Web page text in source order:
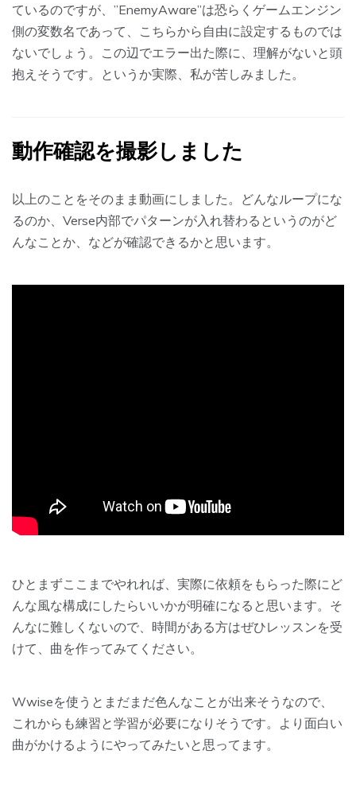
ているのですが、”EnemyAware”は恐らくゲームエンジン
側の変数名であって、こちらから自由に設定するものでは
ないでしょう。この辺でエラー出た際に、理解がないと頭
抱えそうです。というか実際、私が苦しみました。
動作確認を撮影しました
以上のことをそのまま動画にしました。どんなループにな
るのか、Verse内部でパターンが入れ替わるというのがど
んなことか、などが確認できるかと思います。
ひとまずここまでやれれば、実際に依頼をもらった際にど
んな風な構成にしたらいいかが明確になると思います。そ
んなに難しくないので、時間がある方はぜひレッスンを受
けて、曲を作ってみてください。
Wwiseを使うとまだまだ色んなことが出来そうなので、
これからも練習と学習が必要になりそうです。より面白い
曲がかけるようにやってみたいと思ってます。